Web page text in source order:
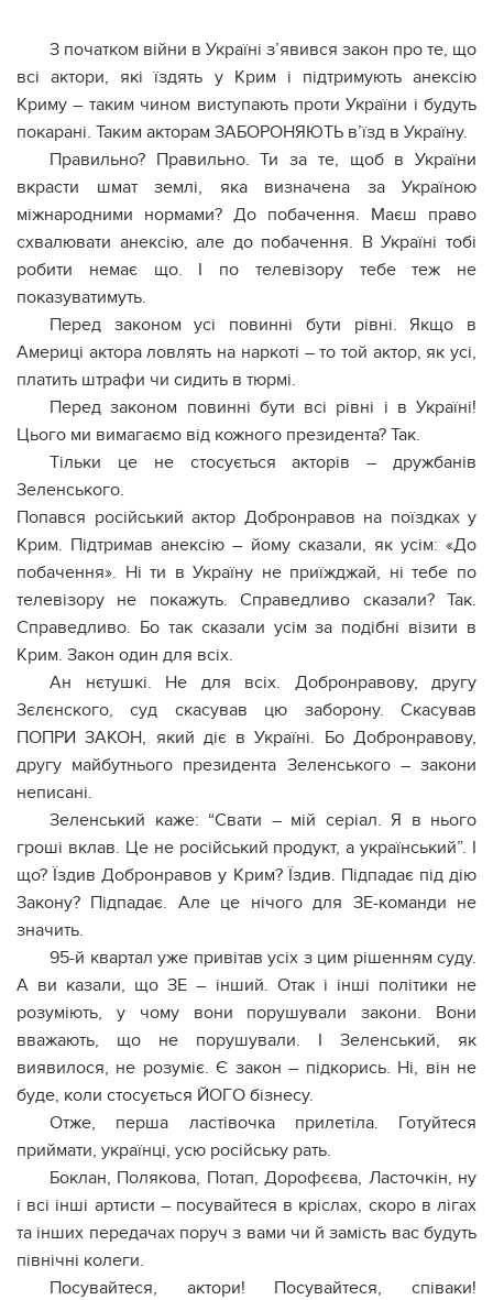
З початком війни в Україні з’явився закон про те, що
всі актори, які їздять у Крим і підтримують анексію
Криму – таким чином виступають проти України і будуть
покарані. Таким акторам ЗАБОРОНЯЮТЬ в’їзд в Україну.
Правильно? Правильно. Ти за те, щоб в України
вкрасти шмат землі, яка визначена за Україною
міжнародними нормами? До побачення. Маєш право
схвалювати анексію, але до побачення. В Україні тобі
робити немає що. І по телевізору тебе теж не
показуватимуть.
Перед законом усі повинні бути рівні. Якщо в
Америці актора ловлять на наркоті – то той актор, як усі,
платить штрафи чи сидить в тюрмі.
Перед законом повинні бути всі рівні і в Україні!
Цього ми вимагаємо від кожного президента? Так.
Тільки це не стосується акторів – дружбанів
Зеленського.
Попався російський актор Добронравов на поїздках у
Крим. Підтримав анексію – йому сказали, як усім: «До
побачення». Ні ти в Україну не приїжджай, ні тебе по
телевізору не покажуть. Справедливо сказали? Так.
Справедливо. Бо так сказали усім за подібні візити в
Крим. Закон один для всіх.
Ан нєтушкі. Не для всіх. Добронравову, другу
Зєлєнского, суд скасував цю заборону. Скасував
ПОПРИ ЗАКОН, який діє в Україні. Бо Добронравову,
другу майбутнього президента Зеленського – закони
неписані.
Зеленський каже: “Свати – мій серіал. Я в нього
гроші вклав. Це не російський продукт, а український”. І
що? Їздив Добронравов у Крим? Їздив. Підпадає під дію
Закону? Підпадає. Але це нічого для ЗЕ-команди не
значить.
95-й квартал уже привітав усіх з цим рішенням суду.
А ви казали, що ЗЕ – інший. Отак і інші політики не
розуміють, у чому вони порушували закони. Вони
вважають, що не порушували. І Зеленський, як
виявилося, не розуміє. Є закон – підкорись. Ні, він не
буде, коли стосується ЙОГО бізнесу.
Отже, перша ластівочка прилетіла. Готуйтеся
приймати, українці, усю російську рать.
Боклан, Полякова, Потап, Дорофєєва, Ласточкін, ну
і всі інші артисти – посувайтеся в кріслах, скоро в лігах
та інших передачах поруч з вами чи й замість вас будуть
північні колеги.
Посувайтеся, актори! Посувайтеся, співаки!